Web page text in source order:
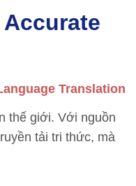
Translation
thế giới. Với nguồn
tải tri thức, mà